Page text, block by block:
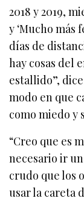
2018 y 2019,
y ‘Mucho más
días de
hay cosas del
estallido”,
modo en que
como miedo y
“Creo que es
necesario ir un
crudo que los
usar la careta